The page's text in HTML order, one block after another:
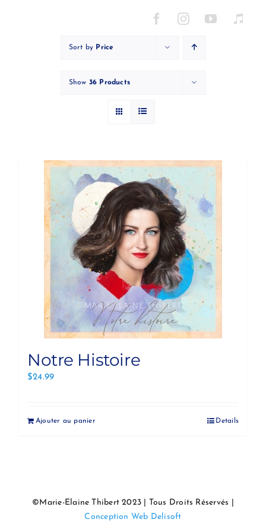
Sort by Price
Show 36 Products
Notre Histoire
$24.99
Ajouter au panier Details
©Marie-Elaine Thibert 2023 | Tous Droits Réservés |
Conception Web Delisoft